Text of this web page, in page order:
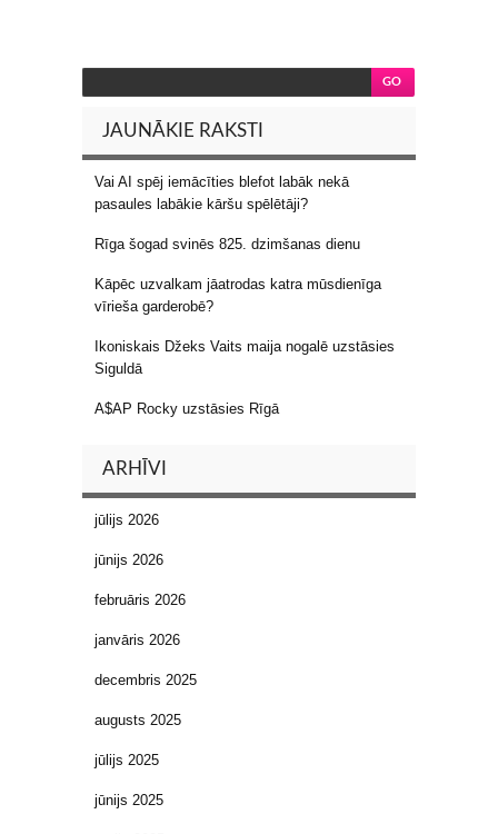
JAUNĀKIE RAKSTI
Vai AI spēj iemācīties blefot labāk nekā
pasaules labākie kāršu spēlētāji?
Rīga šogad svinēs 825. dzimšanas dienu
Kāpēc uzvalkam jāatrodas katra mūsdienīga
vīrieša garderobē?
Ikoniskais Džeks Vaits maija nogalē uzstāsies
Siguldā
A$AP Rocky uzstāsies Rīgā
ARHĪVI
jūlijs 2026
jūnijs 2026
februāris 2026
janvāris 2026
decembris 2025
augusts 2025
jūlijs 2025
jūnijs 2025